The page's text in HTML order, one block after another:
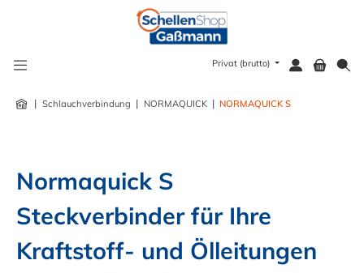
Privat (brutto)
| Schlauchverbindung | NORMAQUICK | NORMAQUICK S
Normaquick S
Steckverbinder für Ihre
Kraftstoff- und Ölleitungen